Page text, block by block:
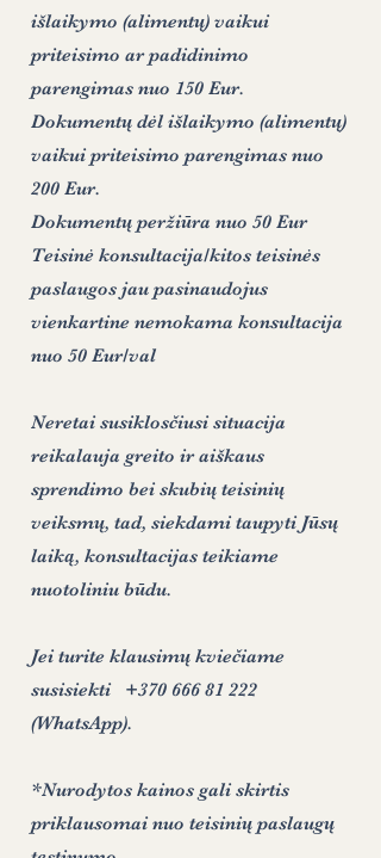
išlaikymo (alimentų) vaikui
priteisimo ar padidinimo
parengimas nuo 150 Eur.
Dokumentų dėl išlaikymo (alimentų)
vaikui priteisimo parengimas nuo
200 Eur.
Dokumentų peržiūra nuo 50 Eur
Teisinė konsultacija/kitos teisinės
paslaugos jau pasinaudojus
vienkartine nemokama konsultacija
nuo 50 Eur/val
Neretai susiklosčiusi situacija
reikalauja greito ir aiškaus
sprendimo bei skubių teisinių
veiksmų, tad, siekdami taupyti Jūsų
laiką, konsultacijas teikiame
nuotoliniu būdu.
Jei turite klausimų kviečiame
susisiekti +370 666 81 222
(WhatsApp).
*Nurodytos kainos gali skirtis
priklausomai nuo teisinių paslaugų